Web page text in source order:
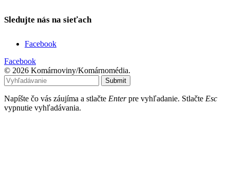
Sledujte nás na sieťach
Facebook
Facebook
© 2026 Komárnoviny/Komárnomédia.
Submit
Napíšte čo vás záujíma a stlačte Enterpre vyhľadanie. Stlačte Esc
vypnutie vyhľadávania.